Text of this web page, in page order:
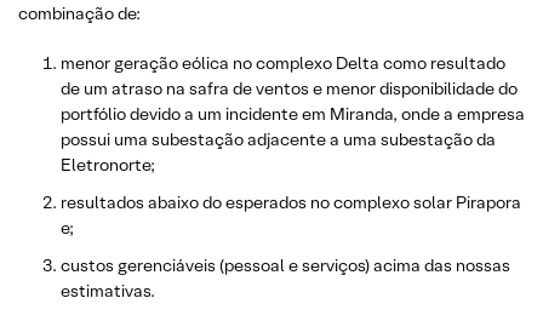
combinação de:
menor geração eólica no complexo Delta como resultado
de um atraso na safra de ventos e menor disponibilidade do
portfólio devido a um incidente em Miranda, onde a empresa
possui uma subestação adjacente a uma subestação da
Eletronorte;
resultados abaixo do esperados no complexo solar Pirapora
e;
custos gerenciáveis (pessoal e serviços) acima das nossas
estimativas.